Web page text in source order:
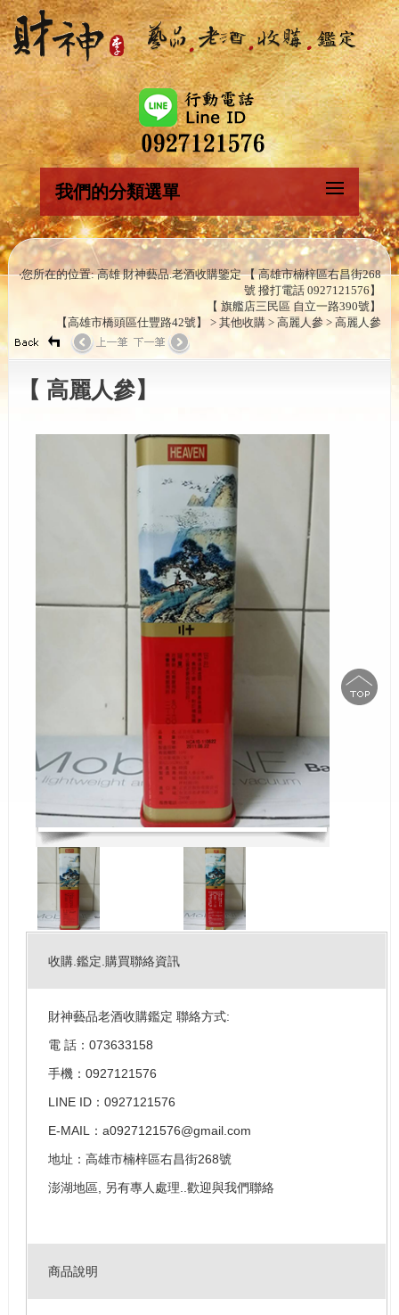
我們的分類選單
‧您所在的位置: 高雄 財神藝品.老酒收購鑒定 【 高雄市楠梓區右昌街268
號 撥打電話 0927121576】
【 旗艦店三民區 自立一路390號】
【高雄市橋頭區仕豐路42號】 > 其他收購 > 高麗人參 > 高麗人參
【 高麗人參】
收購.鑑定.購買聯絡資訊
財神藝品老酒收購鑑定 聯絡方式:
電 話：073633158
手機：0927121576
LINE ID：0927121576
E-MAIL：a0927121576@gmail.com
地址：高雄市楠梓區右昌街268號
澎湖地區, 另有專人處理..歡迎與我們聯絡
商品說明